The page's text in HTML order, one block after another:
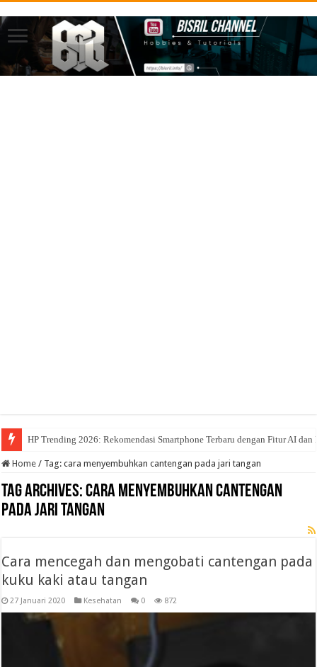
HP Trending 2026: Rekomendasi Smartphone Terbaru dengan Fitur AI dan
Home / Tag:cara menyembuhkan cantengan pada jari tangan
Tag Archives:cara menyembuhkan cantengan
pada jari tangan
Cara mencegah dan mengobati cantengan pada
kuku kaki atau tangan
27 Januari 2020 Kesehatan 0 872